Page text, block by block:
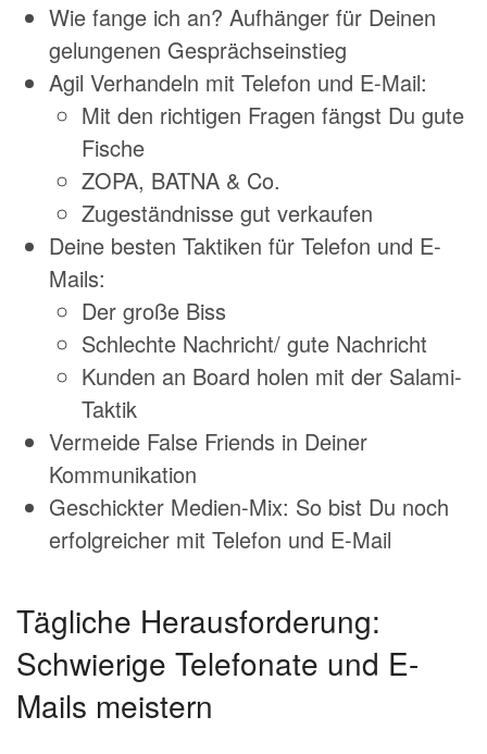
Wie fange ich an? Aufhänger für Deinen
gelungenen Gesprächseinstieg
Agil Verhandeln mit Telefon und E-Mail:
Mit den richtigen Fragen fängst Du gute
Fische
ZOPA, BATNA & Co.
Zugeständnisse gut verkaufen
Deine besten Taktiken für Telefon und E-
Mails:
Der große Biss
Schlechte Nachricht/ gute Nachricht
Kunden an Board holen mit der Salami-
Taktik
Vermeide False Friends in Deiner
Kommunikation
Geschickter Medien-Mix: So bist Du noch
erfolgreicher mit Telefon und E-Mail
Tägliche Herausforderung:
Schwierige Telefonate und E-
Mails meistern